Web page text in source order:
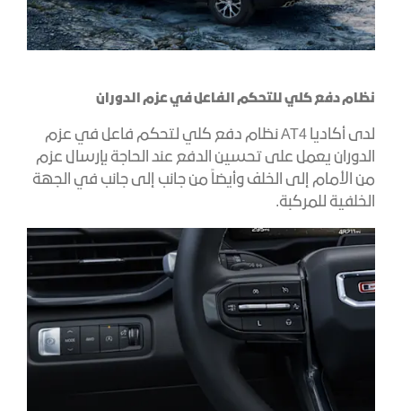
نظام دفع كلي للتحكم الفاعل في عزم الدوران
لدى أكاديا AT4 نظام دفع كلي لتحكم فاعل في عزم
الدوران يعمل على تحسين الدفع عند الحاجة بإرسال عزم
من الأمام إلى الخلف وأيضاً من جانب إلى جانب في الجهة
الخلفية للمركبة.